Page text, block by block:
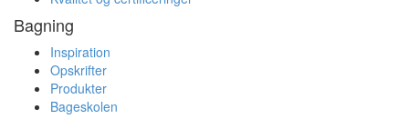
Bagning
Inspiration
Opskrifter
Produkter
Bageskolen